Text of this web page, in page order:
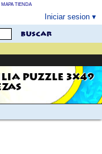
MAPA TIENDA
Iniciar sesion
buscar
PUZZLE 3X49